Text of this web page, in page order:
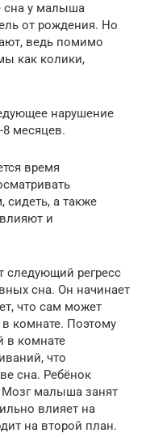
сна у малыша
от рождения. Но
ведь помимо
как колики,
нарушение
8 месяцев.
время
сидеть, а также
и
следующий регресс
сна. Он начинает
что сам может
в комнате. Поэтому
в комнате
что
сна. Ребёнок
Мозг малыша занят
влияет на
на второй план.